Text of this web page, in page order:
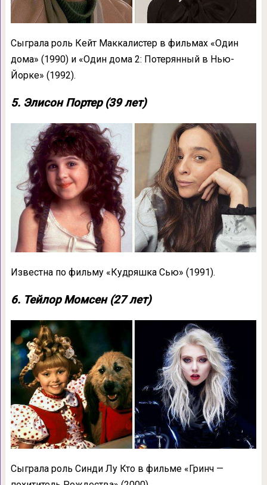
Сыграла роль Кейт Маккалистер в фильмах «Один
дома» (1990) и «Один дома 2: Потерянный в Нью-
Йорке» (1992).
5. Элисон Портер (39 лет)
Известна по фильму «Кудряшка Сью» (1991).
6. Тейлор Момсен (27 лет)
Сыграла роль Синди Лу Кто в фильме «Гринч —